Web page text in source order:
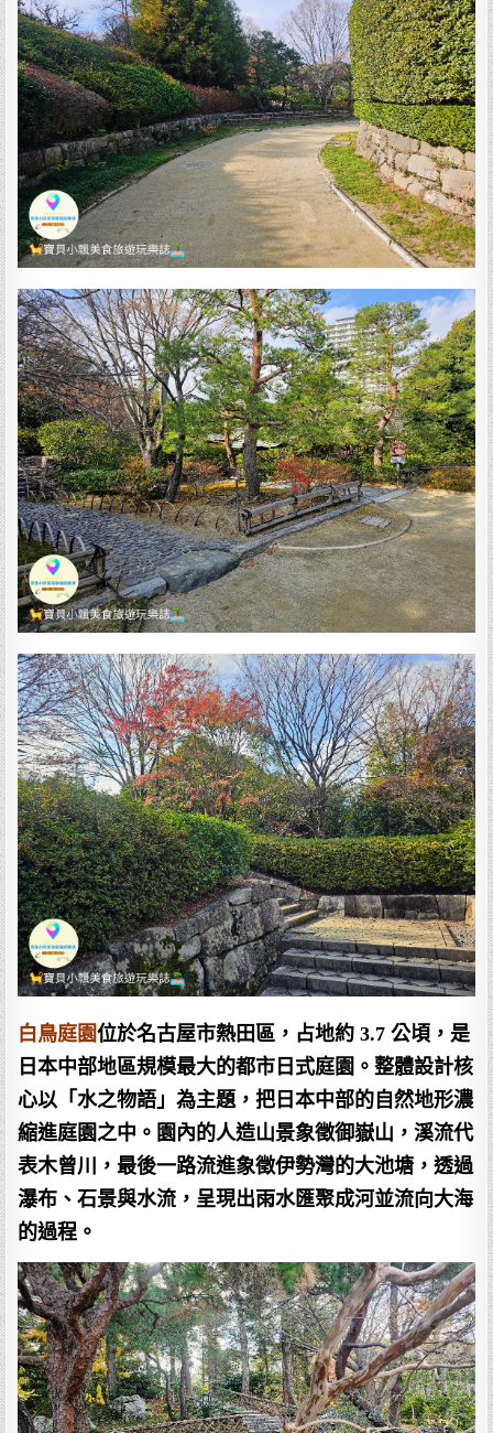
白鳥庭園位於名古屋市熱田區，占地約 3.7 公頃，是
日本中部地區規模最大的都市日式庭園。整體設計核
心以「水之物語」為主題，把日本中部的自然地形濃
縮進庭園之中。園內的人造山景象徵御嶽山，溪流代
表木曾川，最後一路流進象徵伊勢灣的大池塘，透過
瀑布、石景與水流，呈現出雨水匯聚成河並流向大海
的過程。